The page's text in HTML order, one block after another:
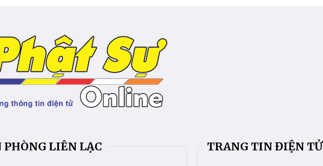
PHÒNG LIÊN LẠC TRANG TIN ĐIỆN TỬ